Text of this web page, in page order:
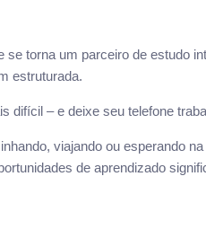
torna um parceiro de estudo
estruturada.
difícil – e deixe seu telefone
viajando ou esperando
de aprendizado